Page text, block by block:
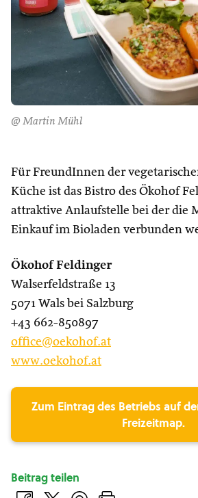
@ Martin Mühl
Für FreundInnen der
Küche ist das Bistro des Ökohof
attraktive Anlaufstelle bei der die
Einkauf im Bioladen verbunden
Ökohof Feldinger
Walserfeldstraße 13
5071 Wals bei Salzburg
+43 662-850897
office@oekohof.at
www.oekohof.at
Zum Eintrag des Betriebs auf
Freizeitmap.
Beitrag teilen